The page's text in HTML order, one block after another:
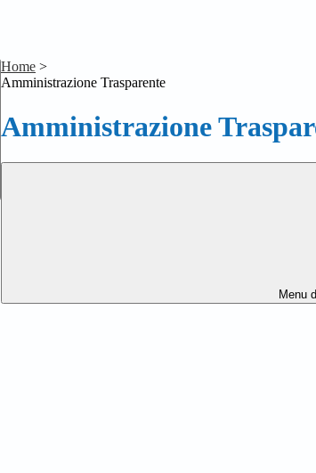
Home >
Amministrazione Trasparente
Amministrazione
Menu